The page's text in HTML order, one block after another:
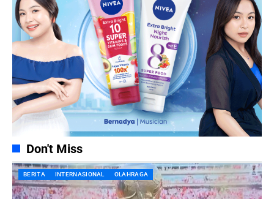
Don't Miss
BERITA INTERNASIONAL OLAHRAGA